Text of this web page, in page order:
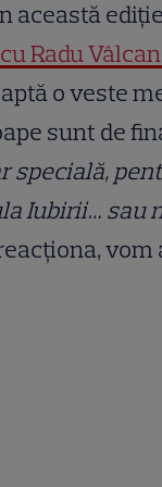
această
Radu
o veste
sunt de
specială,
Iubirii… sau
vom